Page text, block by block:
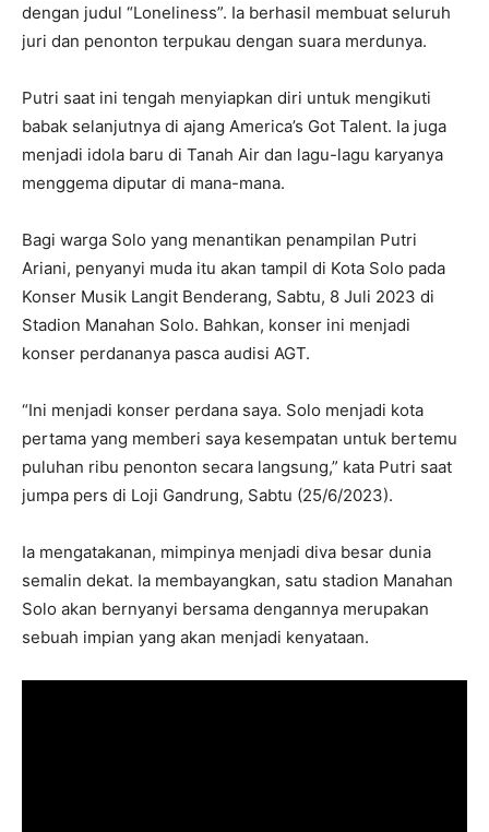
dengan judul “Loneliness”. Ia berhasil membuat seluruh
juri dan penonton terpukau dengan suara merdunya.
Putri saat ini tengah menyiapkan diri untuk mengikuti
babak selanjutnya di ajang America’s Got Talent. Ia juga
menjadi idola baru di Tanah Air dan lagu-lagu karyanya
menggema diputar di mana-mana.
Bagi warga Solo yang menantikan penampilan Putri
Ariani, penyanyi muda itu akan tampil di Kota Solo pada
Konser Musik Langit Benderang, Sabtu, 8 Juli 2023 di
Stadion Manahan Solo. Bahkan, konser ini menjadi
konser perdananya pasca audisi AGT.
“Ini menjadi konser perdana saya. Solo menjadi kota
pertama yang memberi saya kesempatan untuk bertemu
puluhan ribu penonton secara langsung,” kata Putri saat
jumpa pers di Loji Gandrung, Sabtu (25/6/2023).
Ia mengatakanan, mimpinya menjadi diva besar dunia
semalin dekat. Ia membayangkan, satu stadion Manahan
Solo akan bernyanyi bersama dengannya merupakan
sebuah impian yang akan menjadi kenyataan.